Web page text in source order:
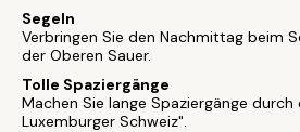
Segeln
Verbringen Sie den Nachmittag beim
der Oberen Sauer.
Tolle Spaziergänge
Machen Sie lange Spaziergänge durch
Luxemburger Schweiz".